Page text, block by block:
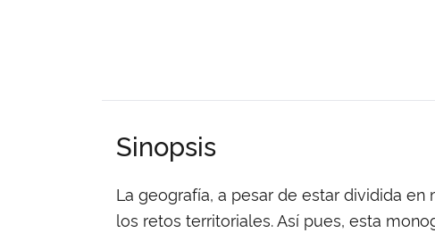
Sinopsis
La geografía, a pesar de estar dividida
los retos territoriales. Así pues, esta